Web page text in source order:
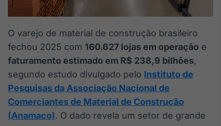
Broadcast
Datafeed
APIs para
integração de
conteúdos e
dados
Broadcast
O varejo de material de construção brasileiro
fechou 2025 com 160.627 lojas em operação e
faturamento estimado em R$ 238,9 bilhões,
segundo estudo divulgado pelo Instituto de
Pesquisas da Associação Nacional de
Comerciantes de Material de Construção
(Anamaco). O dado revela um setor de grande